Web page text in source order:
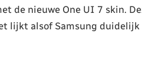
de nieuwe One UI 7 skin.
lijkt alsof Samsung duidelijk